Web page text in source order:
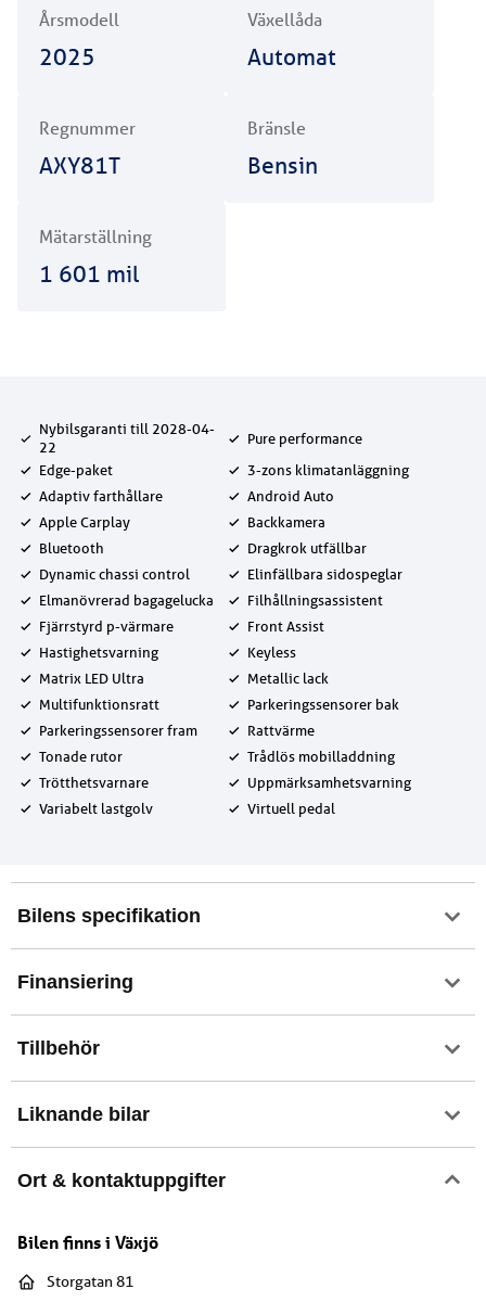
Årsmodell
2025
Växellåda
Automat
Regnummer
AXY81T
Bränsle
Bensin
Mätarställning
1 601 mil
Nybilsgaranti till 2028-04-
22
Pure performance
Edge-paket
3-zons klimatanläggning
Adaptiv farthållare
Android Auto
Apple Carplay
Backkamera
Bluetooth
Dragkrok utfällbar
Dynamic chassi control
Elinfällbara sidospeglar
Elmanövrerad bagagelucka
Filhållningsassistent
Fjärrstyrd p-värmare
Front Assist
Hastighetsvarning
Keyless
Matrix LED Ultra
Metallic lack
Multifunktionsratt
Parkeringssensorer bak
Parkeringssensorer fram
Rattvärme
Tonade rutor
Trådlös mobilladdning
Trötthetsvarnare
Uppmärksamhetsvarning
Variabelt lastgolv
Virtuell pedal
Bilens specifikation
Finansiering
Tillbehör
Liknande bilar
Ort & kontaktuppgifter
Bilen finns i Växjö
Storgatan 81